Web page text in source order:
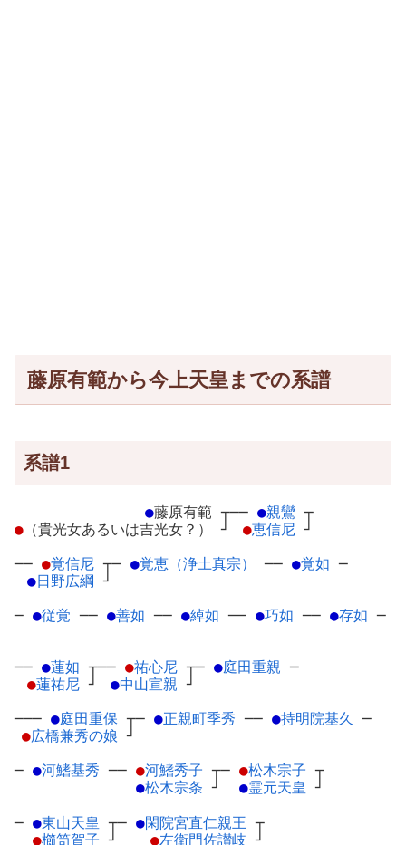
藤原有範から今上天皇までの系譜
系譜1
●藤原有範 ┬
● （貴光女あるいは吉光女？） ┘
── ●親鸞 ┬
●恵信尼 ┘
── ●覚信尼 ┬
●日野広綱 ┘
─ ●覚恵（浄土真宗） ── ●覚如 ─
─ ●従覚 ── ●善如 ── ●綽如 ── ●巧如 ── ●存如 ─
── ●蓮如 ┬
●蓮祐尼 ┘
── ●祐心尼 ┬
●中山宣親 ┘
─ ●庭田重親 ─
─── ●庭田重保 ┬
●広橋兼秀の娘 ┘
─ ●正親町季秀 ── ●持明院基久 ─
─ ●河鰭基秀 ── ●河鰭秀子 ┬
●松木宗条 ┘
─ ●松木宗子 ┬
●霊元天皇 ┘
─ ●東山天皇 ┬
●櫛笥賀子 ┘
─ ●閑院宮直仁親王 ┬
●左衛門佐讃岐 ┘